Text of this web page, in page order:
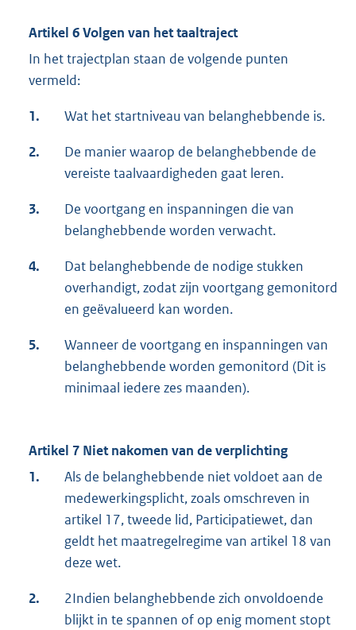
Artikel 6 Volgen van het taaltraject
In het trajectplan staan de volgende punten
vermeld:
1. Wat het startniveau van belanghebbende is.
2.
De manier waarop de belanghebbende de
vereiste taalvaardigheden gaat leren.
3.
De voortgang en inspanningen die van
belanghebbende worden verwacht.
4.
Dat belanghebbende de nodige stukken
overhandigt, zodat zijn voortgang gemonitord
en geëvalueerd kan worden.
5.
Wanneer de voortgang en inspanningen van
belanghebbende worden gemonitord (Dit is
minimaal iedere zes maanden).
Artikel 7 Niet nakomen van de verplichting
1.
Als de belanghebbende niet voldoet aan de
medewerkingsplicht, zoals omschreven in
artikel 17, tweede lid, Participatiewet, dan
geldt het maatregelregime van artikel 18 van
deze wet.
2.
2Indien belanghebbende zich onvoldoende
blijkt in te spannen of op enig moment stopt